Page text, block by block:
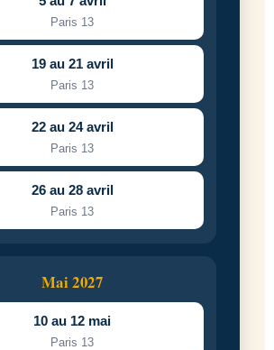
Paris 13
19 au 21 avril
Paris 13
22 au 24 avril
Paris 13
26 au 28 avril
Paris 13
Mai 2027
10 au 12 mai
Paris 13